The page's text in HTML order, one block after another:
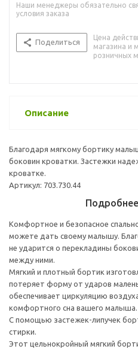
Наши менеджеры обязательно
условия заказа
Поделиться
Цена
магазина и
розничных
Описание
Благодаря мягкому бортику
боковин кроватки. Застежки
кроватке.
Артикул: 703.730.44
Комфортное и безопасное
можете дать своему малышу.
не ударится о перекладины
между ними.
Мягкий и плотный бортик
потеряет форму от ударов
обеспечивает циркуляцию
комфортного сна вашего малыша.
С помощью застежек-липучек
стирки.
Этот цельнокройный мягкий